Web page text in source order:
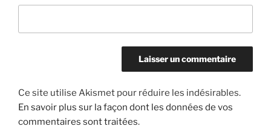
Ce site utilise Akismet pour réduire les indésirables.
En savoir plus sur la façon dont les données de vos
commentaires sont traitées.